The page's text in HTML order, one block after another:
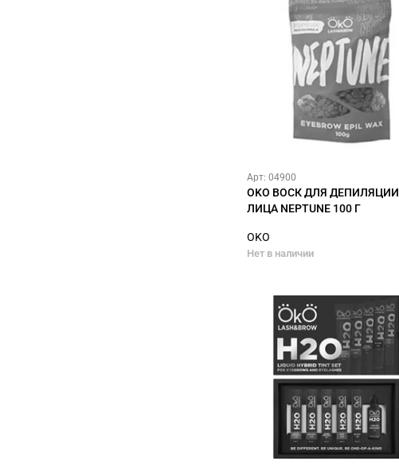
Арт: 04900
OKO ВОСК ДЛЯ ДЕПИЛЯЦИИ
ЛИЦА NEPTUNE 100 Г
OKO
Нет в наличии